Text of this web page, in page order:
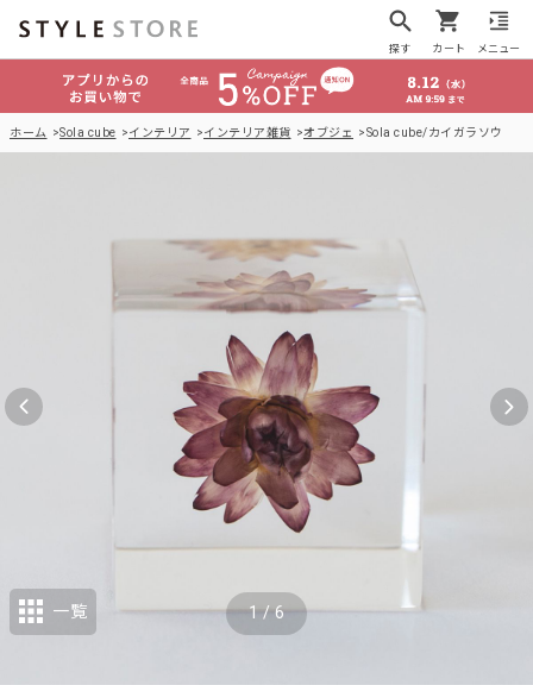
探す カート メニュー
ホーム Sola cube インテリア インテリア雑貨 オブジェ Sola cube/カイガラソウ
1/6
一覧